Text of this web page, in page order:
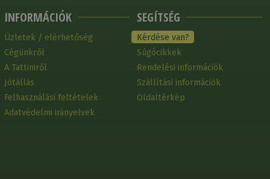
INFORMÁCIÓK
Üzletek / elérhetőség
Cégünkről
A Tattiniről
Jótállás
Felhasználási feltételek
Adatvédelmi irányelvek
SEGÍTSÉG
Kérdése van?
Súgócikkek
Rendelési információk
Szállítási információk
Oldaltérkép